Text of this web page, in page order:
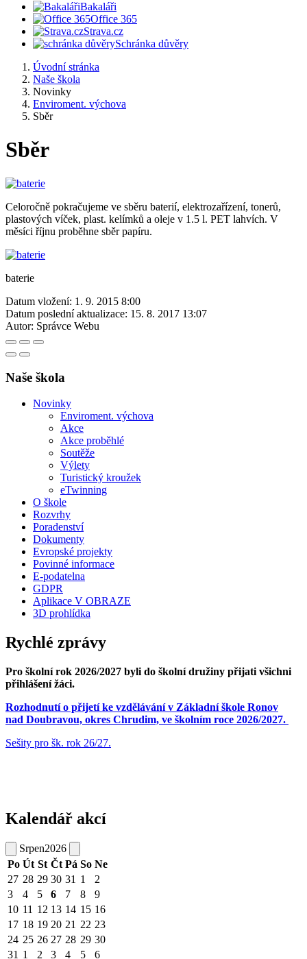
Bakaláři
Office 365
Strava.cz
Schránka důvěry
Úvodní stránka
Naše škola
Novinky
Enviroment. výchova
Sběr
Sběr
Celoročně pokračujeme ve sběru baterií, elektrozařízení, tonerů,
plastových víček, plast. kelímků a oleje v 1.5 l. PET lahvích. V
měsíci říjnu proběhne sběr papíru.
baterie
Datum vložení: 1. 9. 2015 8:00
Datum poslední aktualizace: 15. 8. 2017 13:07
Autor: Správce Webu
Naše škola
Novinky
Enviroment. výchova
Akce
Akce proběhlé
Soutěže
Výlety
Turistický kroužek
eTwinning
O škole
Rozvrhy
Poradenství
Dokumenty
Evropské projekty
Povinné informace
E-podatelna
GDPR
Aplikace V OBRAZE
3D prohlídka
Rychlé zprávy
Pro školní rok 2026/2027 byli do školní družiny přijati všichni
přihlášení žáci.
Rozhodnutí o přijetí ke vzdělávání v Základní škole Ronov
nad Doubravou, okres Chrudim, ve školním roce 2026/2027.
Sešity pro šk. rok 26/27.
Kalendář akcí
Srpen2026
Po Út St Čt Pá So Ne
27 28 29 30 31 1
2
3
4 5 6 7 8
9
10 11 12 13 14 15 16
17 18 19 20 21 22 23
24 25 26 27 28 29 30
31 1 2 3 4 5 6